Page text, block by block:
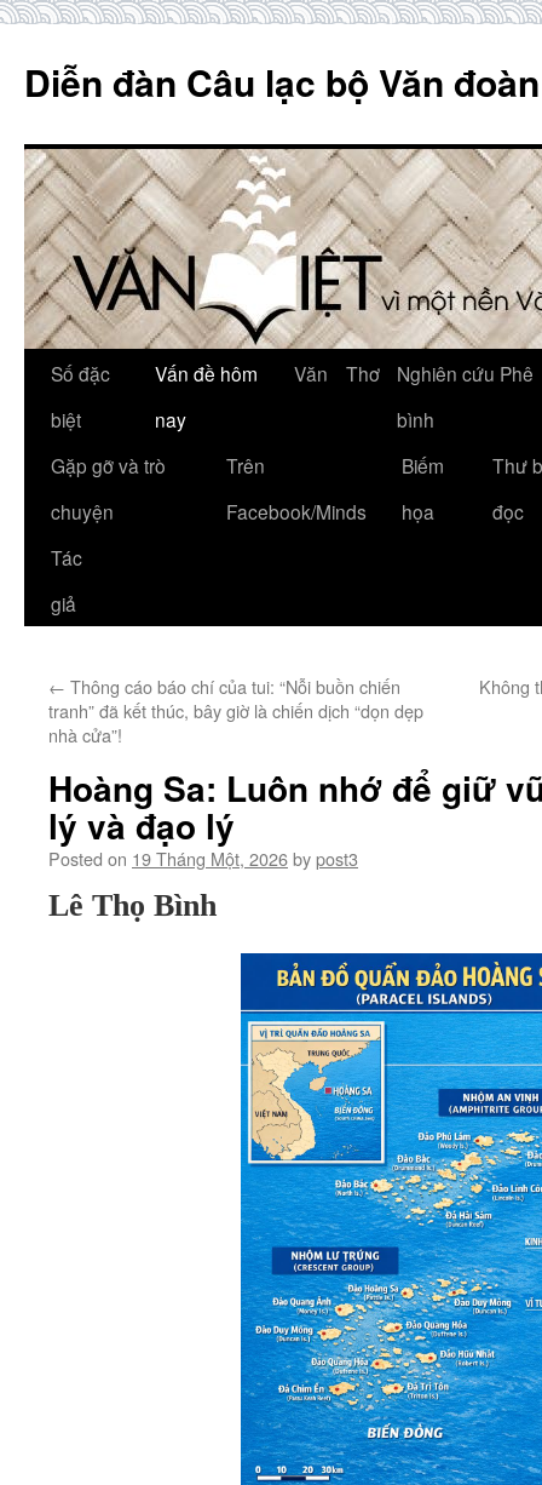
content
Diễn đàn Câu lạc bộ Văn
Số đặc
biệt
Vấn đề hôm
nay
Văn Thơ
Nghiên cứu Phê
bình
Gặp gỡ và trò
chuyện
Trên
Facebook/Minds
Biếm
họa
Thư
đọc
Tác
giả
← Thông cáo báo chí của tui: “Nỗi buồn chiến
tranh” đã kết thúc, bây giờ là chiến dịch “dọn dẹp
nhà cửa”!
Không
Hoàng Sa: Luôn nhớ để giữ
lý và đạo lý
Posted on 19 Tháng Một, 2026bypost3
Lê Thọ Bình